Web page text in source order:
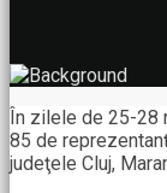
În zilele de 25-28
85 de
judeţele Cluj,